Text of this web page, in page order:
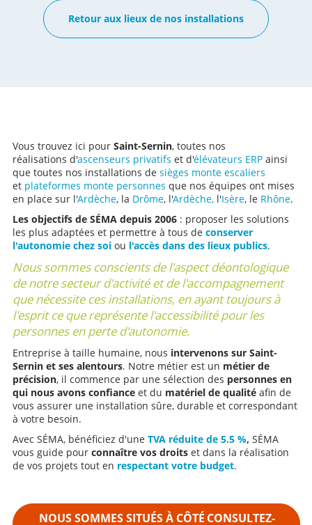
1100 mm, capable de supporter une charge maximale
de 385 kg. Elle est alimentée par un moteur électrique 1
kW, et se déplace à une vitesse de 0.15 m/s grâce à un
plateforme élévatrice, ainsi que de l'ensemble de la
machinerie intégrée au châssis, faire la découpe du
garde-corps à l’étage afin d'intégrer le portillon
supérieur de la plateforme à la terrasse. La plateforme
élévatrice verticale SIGMA est dotée de finitions
soignées, avec un portillon en acier peint couleur RAL
9022 et un remplissage en verre transparent feuilleté
pour garantir sécurité et esthétisme. En cas de coupure
de courant, une manœuvre de secours permet à une
Retourner sur la page des réalisations plateformes
élévatrices verticales de SEMA
Retour aux lieux de nos installations
Vous trouvez ici pour Saint-Sernin, toutes nos
réalisations d'ascenseurs privatifs et d'élévateurs ERPainsi
que toutes nos installations de sièges monte escaliers
et plateformes monte personnes que nos équipes ont mises
en place sur l'Ardèche, la Drôme, l'Ardèche,l'Isère, le Rhône.
Les objectifs de SÉMA depuis 2006: proposer les solutions
les plus adaptées et permettre à tous de conserver
l'autonomie chez soiou l'accès dans des lieux publics.
Nous sommes conscients de l'aspect déontologique
de notre secteur d'activité et de l'accompagnement
que nécessite ces installations, en ayant toujours à
l'esprit ce que représente l'accessibilité pour les
personnes en perte d'autonomie.
Entreprise à taille humaine, nous intervenons sur Saint-
Sernin et ses alentours. Notre métier est un métier de
précision, il commence par une sélection des personnes en
qui nous avons confianceet du matériel de qualitéafin de
vous assurer une installation sûre, durable et correspondant
à votre besoin.
Avec SÉMA, bénéficiez d'une TVA réduite de 5.5 %, SÉMA
vous guide pour connaître vos droitset dans la réalisation
de vos projets tout en respectant votre budget.
NOUS SOMMES SITUÉS À CÔTÉ CONSULTEZ-